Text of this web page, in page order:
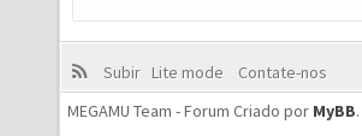
Subir Lite mode
Contate-nos
MEGAMU Team - Forum Criado por MyBB.